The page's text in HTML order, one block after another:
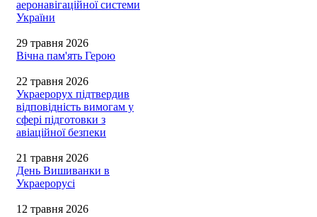
аеронавігаційної системи
України
29 травня 2026
Вічна пам'ять Герою
22 травня 2026
Украерорух підтвердив
відповідність вимогам у
сфері підготовки з
авіаційної безпеки
21 травня 2026
День Вишиванки в
Украерорусі
12 травня 2026